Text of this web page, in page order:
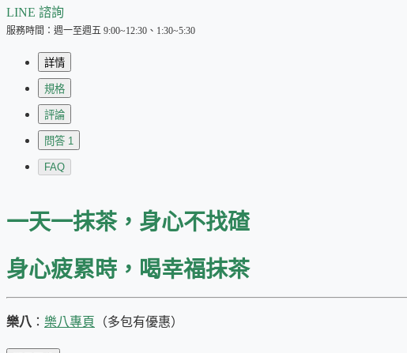
LINE 諮詢
服務時間：週一至週五 9:00~12:30、1:30~5:30
詳情
規格
評論
問答 1
FAQ
一天一抹茶，身心不找碴
身心疲累時，喝幸福抹茶
樂八 ： 樂八專頁 （多包有優惠）